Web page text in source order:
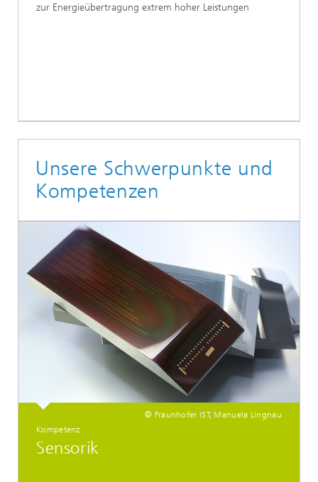
zur Energieübertragung extrem hoher Leistungen
Unsere Schwerpunkte und
Kompetenzen
© Fraunhofer IST, Manuela Lingnau
Kompetenz
Sensorik